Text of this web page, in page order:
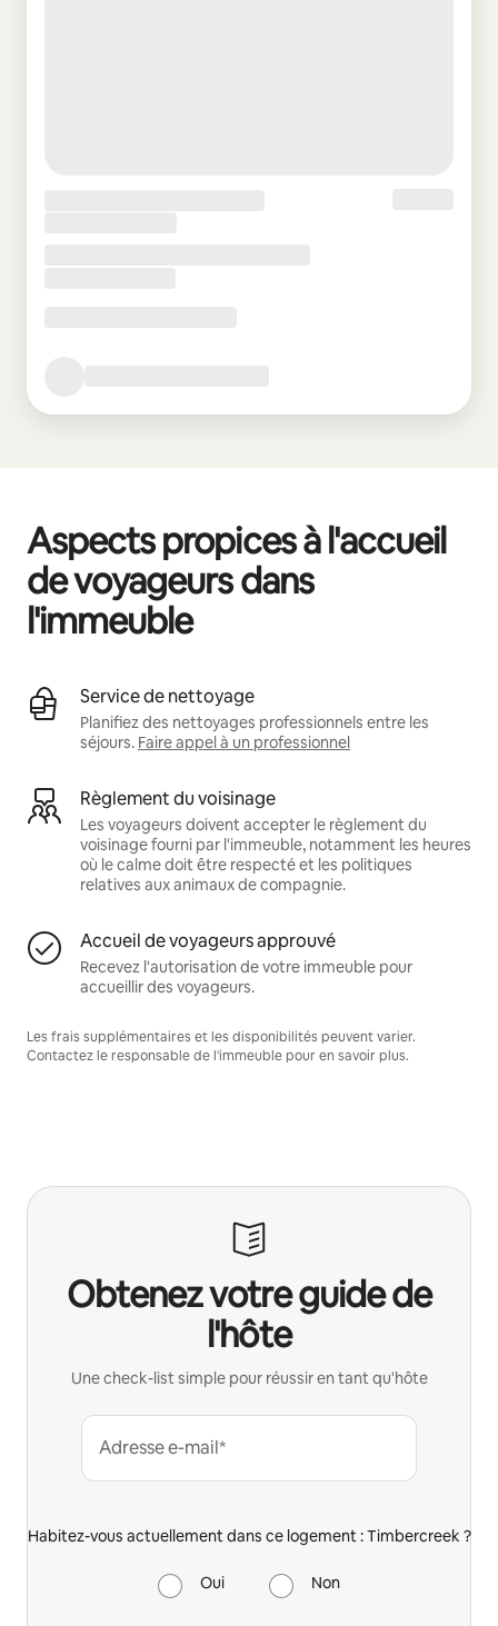
Aspects propices à l'accueil
de voyageurs dans
l'immeuble
Service de nettoyage
Planifiez des nettoyages professionnels entre les
séjours. Faire appel à un professionnel
Règlement du voisinage
Les voyageurs doivent accepter le règlement du
voisinage fourni par l'immeuble, notamment les heures
où le calme doit être respecté et les politiques
relatives aux animaux de compagnie.
Accueil de voyageurs approuvé
Recevez l'autorisation de votre immeuble pour
accueillir des voyageurs.
Les frais supplémentaires et les disponibilités peuvent varier.
Contactez le responsable de l'immeuble pour en savoir plus.
Obtenez votre guide de
l'hôte
Une check-list simple pour réussir en tant qu'hôte
Adresse e-mail*
Habitez-vous actuellement dans ce logement : Timbercreek ?
Oui Non